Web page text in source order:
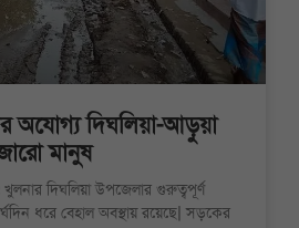
অযোগ্য দিঘলিয়া-আড়ুয়া
মানুষ
খুলনার দিঘলিয়া উপজেলার গুরুত্বপূর্ণ
ধরে বেহাল অবস্থায় রয়েছে| সড়কের